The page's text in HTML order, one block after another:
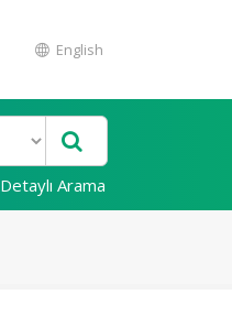
English
Detaylı Arama